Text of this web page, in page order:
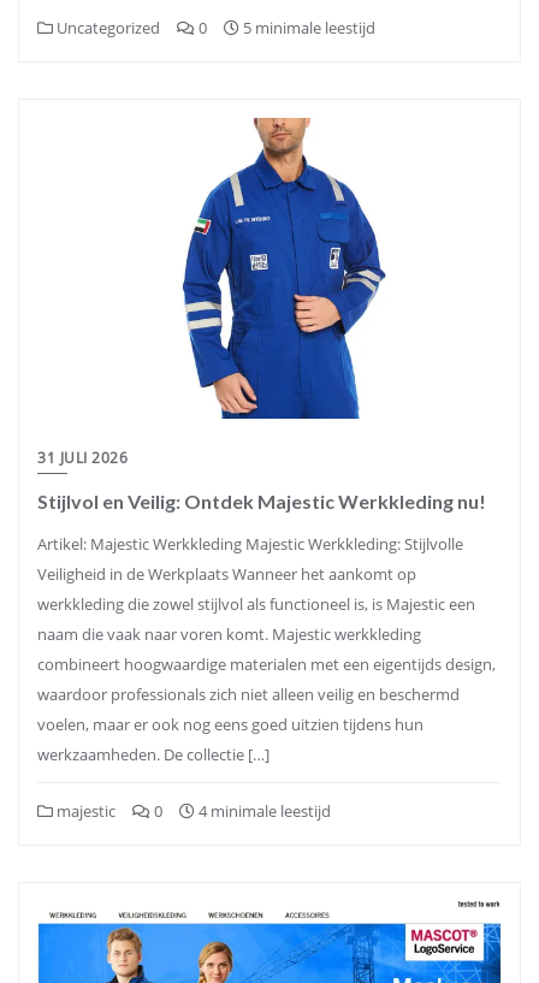
Uncategorized 0 5 minimale leestijd
31 JULI 2026
Stijlvol en Veilig: Ontdek Majestic Werkkleding nu!
Artikel: Majestic Werkkleding Majestic Werkkleding: Stijlvolle
Veiligheid in de Werkplaats Wanneer het aankomt op
werkkleding die zowel stijlvol als functioneel is, is Majestic een
naam die vaak naar voren komt. Majestic werkkleding
combineert hoogwaardige materialen met een eigentijds design,
waardoor professionals zich niet alleen veilig en beschermd
voelen, maar er ook nog eens goed uitzien tijdens hun
werkzaamheden. De collectie […]
majestic 0 4 minimale leestijd